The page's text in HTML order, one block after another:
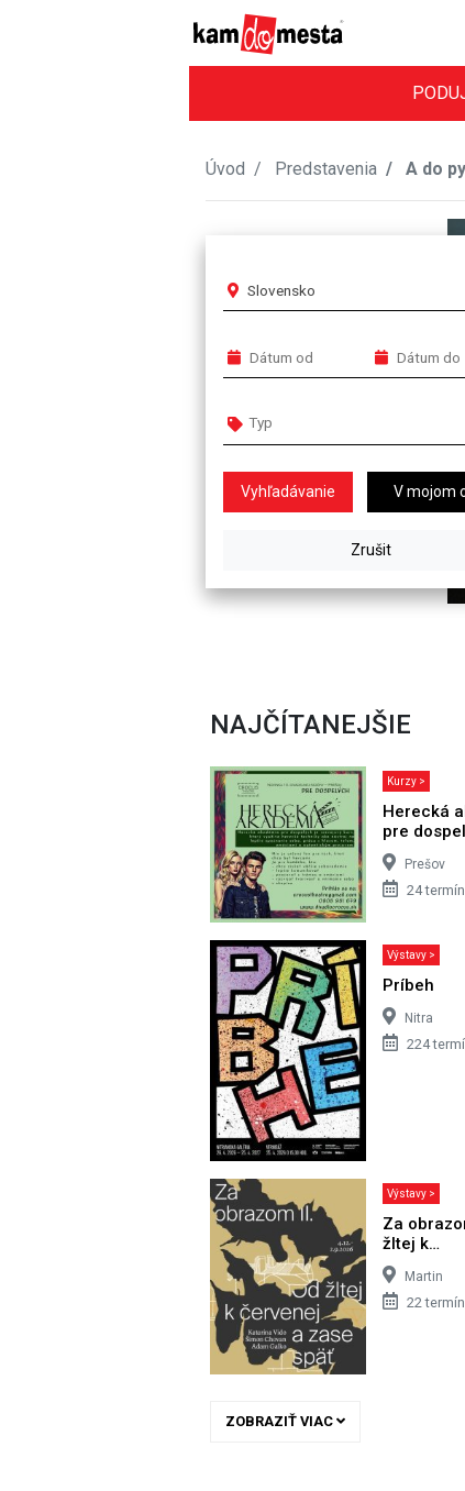
Úvod Predstavenia A do
Slovensko
V mojom
NAJČÍTANEJŠIE
Kurzy >
Herecká
pre
Prešov
24
Výstavy >
Príbeh
Nitra
224
Výstavy >
Za
žltej k…
Martin
22
ZOBRAZIŤ VIAC